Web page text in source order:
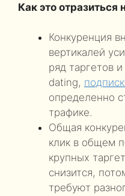
Как это отразиться
Конкуренция
вертикалей
ряд таргетов
dating,
определенно
трафике.
Общая
клик в общем
крупных
снизится,
требуют